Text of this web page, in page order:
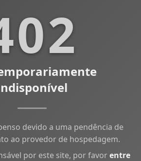
devido a uma pendência de
ao provedor de hospedagem.
por este site, por favorentre